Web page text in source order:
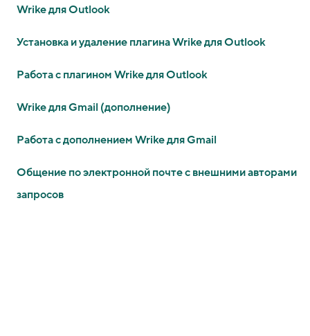
Wrike для Outlook
Установка и удаление плагина Wrike для Outlook
Работа с плагином Wrike для Outlook
Wrike для Gmail (дополнение)
Работа с дополнением Wrike для Gmail
Общение по электронной почте с внешними авторами
запросов